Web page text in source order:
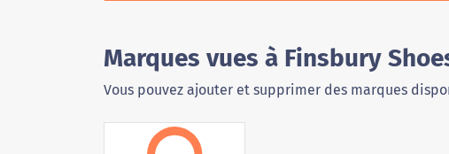
Marques vues à Finsbury
Vous pouvez ajouter et supprimer des marques